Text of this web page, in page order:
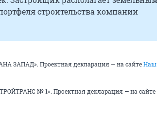
строительства компании
ЗАПАД». Проектная декларация — на сайте
№ 1». Проектная декларация — на сайте